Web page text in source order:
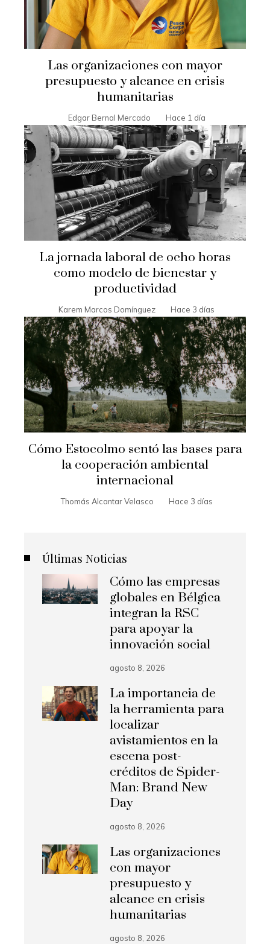
Las organizaciones con mayor
presupuesto y alcance en crisis
humanitarias
Edgar Bernal Mercado Hace 1 día
La jornada laboral de ocho horas
como modelo de bienestar y
productividad
Karem Marcos Domínguez Hace 3 días
Cómo Estocolmo sentó las bases para
la cooperación ambiental
internacional
Thomás Alcantar Velasco Hace 3 días
Últimas Noticias
Cómo las empresas
globales en Bélgica
integran la RSC
para apoyar la
innovación social
agosto 8, 2026
La importancia de
la herramienta para
localizar
avistamientos en la
escena post-
créditos de Spider-
Man: Brand New
Day
agosto 8, 2026
Las organizaciones
con mayor
presupuesto y
alcance en crisis
humanitarias
agosto 8, 2026